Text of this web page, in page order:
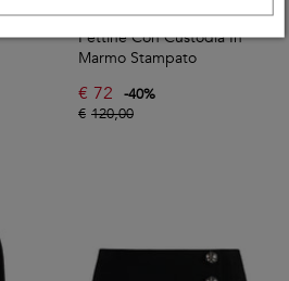
PUCCI
Pettine Con Custodia In
Marmo Stampato
€ 72 -40%
€ 120,00